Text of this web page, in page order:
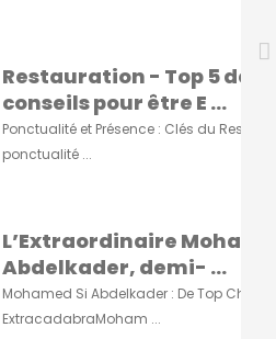
Restauration - Top 5 des
conseils pour être E ...
Ponctualité et Présence : Clés du
ponctualité ...
L’Extraordinaire
Abdelkader, demi- ...
Mohamed Si Abdelkader : De Top Chef à
ExtracadabraMoham ...